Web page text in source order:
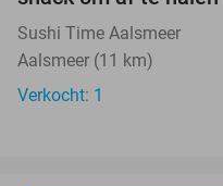
Sushi Time Aalsmeer
Aalsmeer (11 km)
Verkocht: 1